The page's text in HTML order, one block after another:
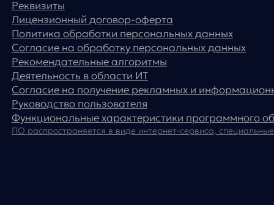
Основной код по ОКВЭД — 62.01 Разработка компьютерного
программного обеспечения